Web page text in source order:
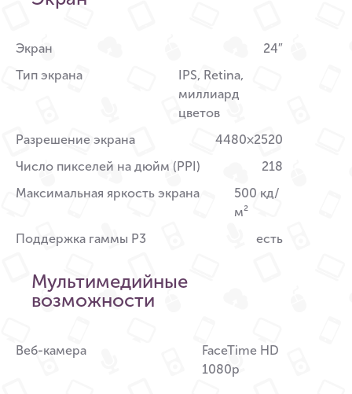
Экран
24″
Тип экрана
IPS, Retina,
миллиард
цветов
Разрешение экрана
4480×2520
Число пикселей на дюйм (PPI)
218
Максимальная яркость экрана
500 кд/
м²
Поддержка гаммы P3
есть
Мультимедийные
возможности
Веб-камера
FaceTime HD
1080p